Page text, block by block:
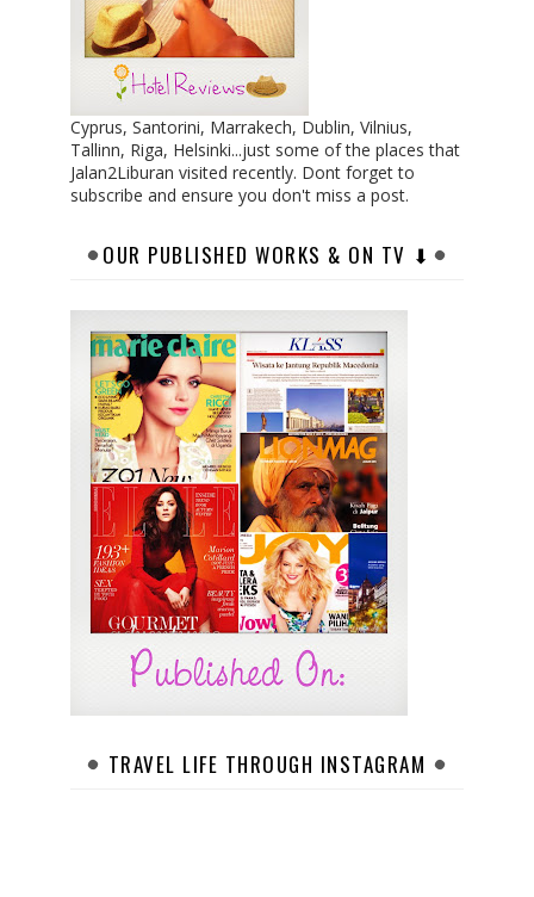
Cyprus, Santorini, Marrakech, Dublin, Vilnius,
Tallinn, Riga, Helsinki...just some of the places that
Jalan2Liburan visited recently. Dont forget to
subscribe and ensure you don't miss a post.
OUR PUBLISHED WORKS & ON TV ⬇︎
TRAVEL LIFE THROUGH INSTAGRAM